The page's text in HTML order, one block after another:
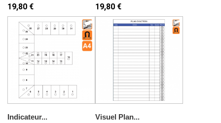
19,80 € 19,80 €
Indicateur... Visuel Plan...